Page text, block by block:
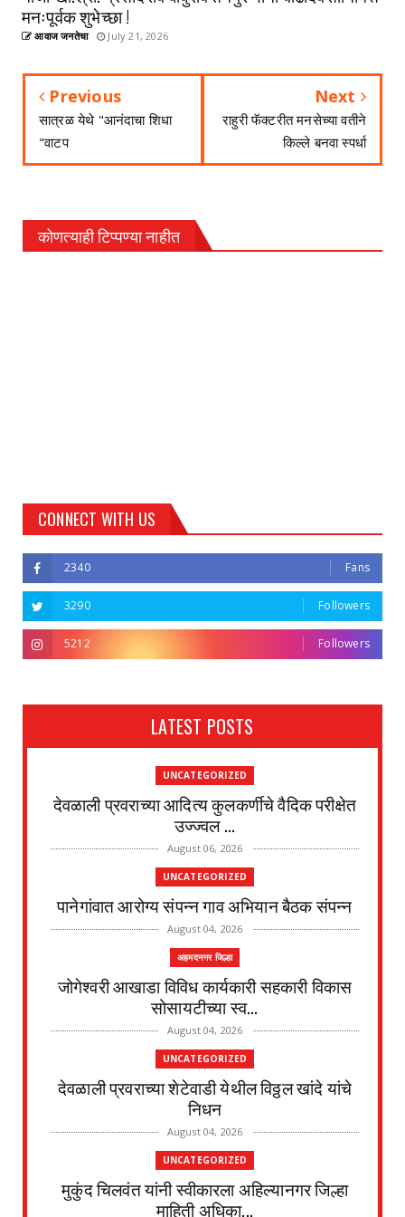
मनःपूर्वक शुभेच्छा !
आवाज जनतेचा July 21, 2026
Previous
सात्रळ येथे "आनंदाचा शिधा
"वाटप
Next
राहुरी फॅक्टरीत मनसेच्या वतीने
किल्ले बनवा स्पर्धा
कोणत्याही टिप्पण्‍या नाहीत
CONNECT WITH US
2340 Fans
3290 Followers
5212 Followers
LATEST POSTS
UNCATEGORIZED
देवळाली प्रवराच्या आदित्य कुलकर्णीचे वैदिक परीक्षेत
उज्ज्वल ...
August 06, 2026
UNCATEGORIZED
पानेगांवात आरोग्य संपन्न गाव अभियान बैठक संपन्न
August 04, 2026
अहमदनगर जिल्हा
जोगेश्वरी आखाडा विविध कार्यकारी सहकारी विकास
सोसायटीच्या स्व...
August 04, 2026
UNCATEGORIZED
देवळाली प्रवराच्या शेटेवाडी येथील विठ्ठल खांदे यांचे
निधन
August 04, 2026
UNCATEGORIZED
मुकुंद चिलवंत यांनी स्वीकारला अहिल्यानगर जिल्हा
माहिती अधिका...